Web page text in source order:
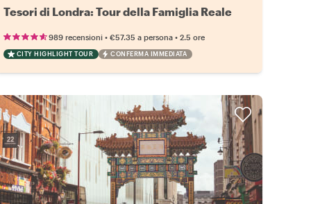
Tesori di Londra: Tour della Famiglia Reale
989 recensioni• €57.35 a persona• 2.5 ore
CITY HIGHLIGHT TOUR CONFERMA IMMEDIATA